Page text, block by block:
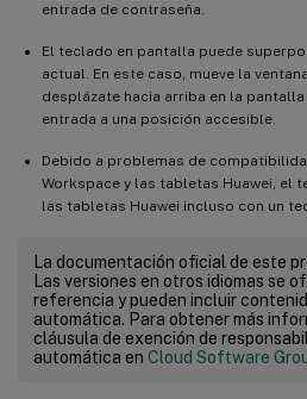
entrada de contraseña.
El teclado en pantalla puede
actual. En este caso, mueve la
desplázate hacia arriba en la
entrada a una posición accesible.
Debido a problemas de
Workspace y las tabletas Huawei, el
las tabletas Huawei incluso con un
La documentación oficial de este
Las versiones en otros idiomas se
referencia y pueden incluir
automática. Para obtener más
cláusula de exención de
automática en Cloud Software